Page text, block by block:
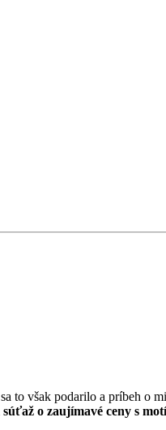
sa to však podarilo a príbeh o
súťaž o zaujímavé ceny s